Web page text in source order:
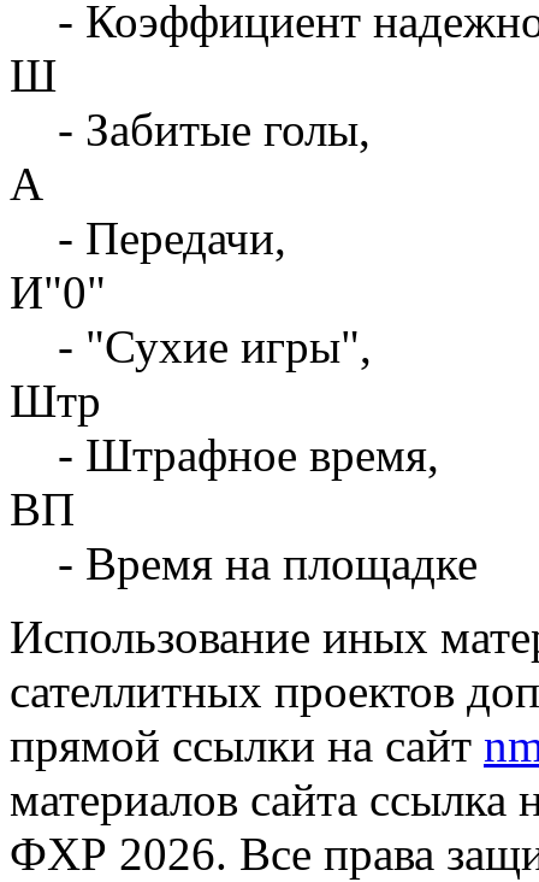
- Коэффициент
Ш
- Забитые голы,
А
- Передачи,
И"0"
- "Сухие игры",
Штр
- Штрафное время,
ВП
- Время на площадке
Использование иных
сателлитных проектов
прямой ссылки на сайт
материалов сайта ссылка
ФХР 2026. Все права